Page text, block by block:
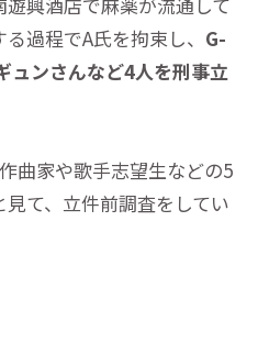
過程でA氏を拘束し、 G-
ュンさんなど4人を刑事立
曲家や歌手志望生などの5
て、立件前調査をしてい